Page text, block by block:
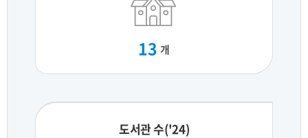
13 개
도서관 수('24)